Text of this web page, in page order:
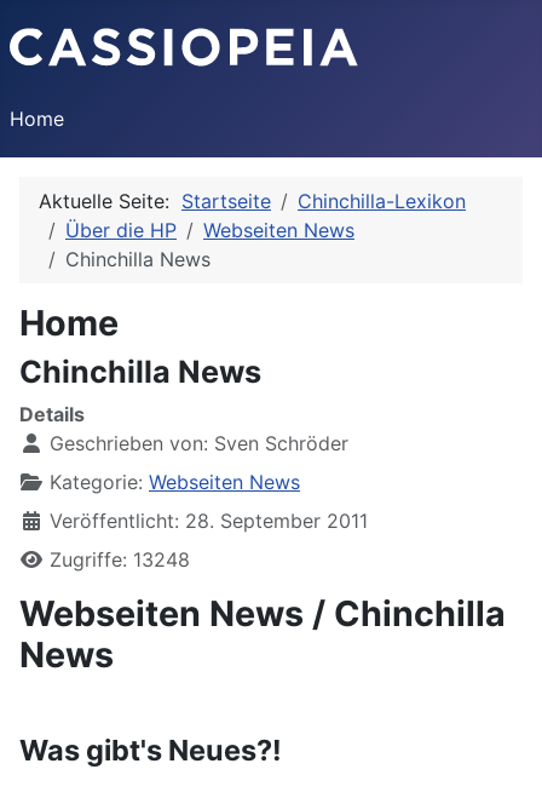
Home
Aktuelle Seite: Startseite
Chinchilla-Lexikon
Über die HP
Webseiten News
Chinchilla News
Home
Chinchilla News
Details
Geschrieben von: Sven Schröder
Kategorie: Webseiten News
Veröffentlicht: 28. September 2011
Zugriffe: 13248
Webseiten News / Chinchilla
News
Was gibt's Neues?!